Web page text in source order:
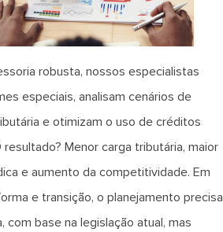
robusta, nossos especialistas
especiais, analisam cenários de
e otimizam o uso de créditos
resultado? Menor carga tributária, maior
e aumento da competitividade. Em
e transição, o planejamento precisa
com base na legislação atual, mas